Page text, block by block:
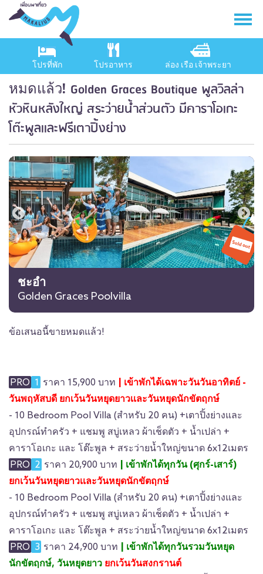
โปรที่พัก โปรอาหาร ล่อง เรือ เจ้าพระยา
หมดแล้ว! Golden Graces Boutique พูลวิลล่า
หัวหินหลังใหญ่ สระว่ายน้ำส่วนตัว มีคาราโอเกะ
โต๊ะพูลเเละฟรีเตาปิ้งย่าง
ชะอำ
Golden Graces Poolvilla
ข้อเสนอนี้ขายหมดแล้ว!
PRO 1 ราคา 15,900 บาท
เข้าพักได้เฉพาะวันวันอาทิตย์ -
วันพฤหัสบดี ยกเว้นวันหยุดยาวเเละวันหยุดนักขัตฤกษ์
- 10 Bedroom Pool Villa (สำหรับ 20 คน) +เตาปิ้งย่างและ
อุปกรณ์ทำครัว + แชมพู สบู่เหลว ผ้าเช็ดตัว + น้ำเปล่า +
คาราโอเกะ และ โต๊ะพูล + สระว่ายน้ำใหญ่ขนาด 6x12เมตร
PRO 2 ราคา 20,900 บาท
เข้าพักได้ทุกวัน (ศุกร์-เสาร์)
ยกเว้นวันหยุดยาวเเละวันหยุดนักขัตฤกษ์
- 10 Bedroom Pool Villa (สำหรับ 20 คน) +เตาปิ้งย่างและ
อุปกรณ์ทำครัว + แชมพู สบู่เหลว ผ้าเช็ดตัว + น้ำเปล่า +
คาราโอเกะ และ โต๊ะพูล + สระว่ายน้ำใหญ่ขนาด 6x12เมตร
PRO 3 ราคา 24,900 บาท
เข้าพักได้ทุกวันรวมวันหยุด
นักขัตฤกษ์, วันหยุดยาว ยกเว้นวันสงกรานต์